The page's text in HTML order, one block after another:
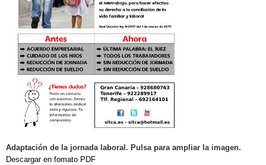
Adaptación de la jornada laboral. Pulsa para ampliar la imagen.
Descargar en fomato PDF